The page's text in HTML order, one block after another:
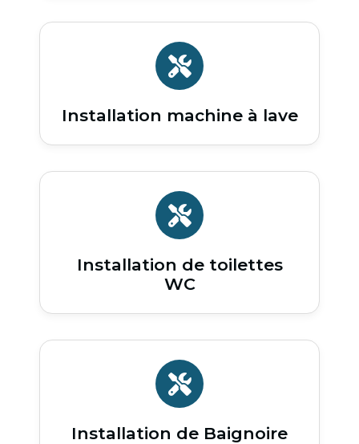
Installation machine à lave
Installation de toilettes
WC
Installation de Baignoire